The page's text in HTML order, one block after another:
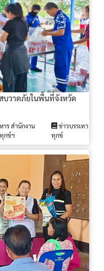
บวาตภัยในพื้นที่จังหวัด
าร สำนักงาน
กข์ฯ
ข่าวบรรเทา
ทุกข์